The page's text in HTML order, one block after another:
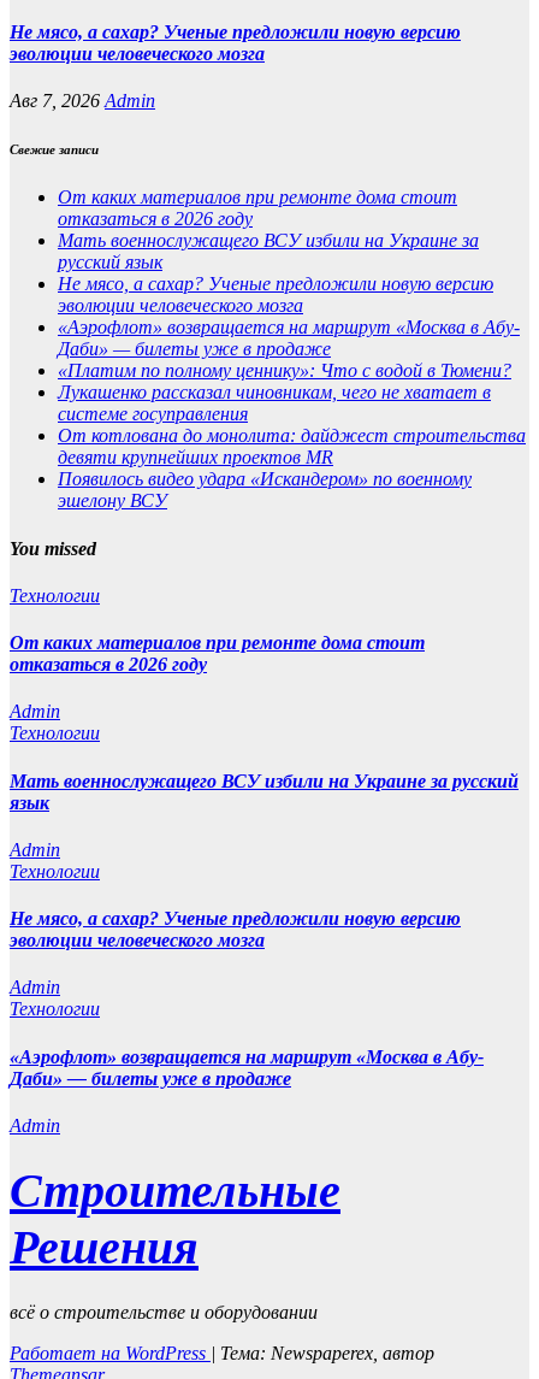
Не мясо, а сахар? Ученые предложили новую версию
эволюции человеческого мозга
Авг 7, 2026Admin
Свежие записи
От каких материалов при ремонте дома стоит
отказаться в 2026 году
Мать военнослужащего ВСУ избили на Украине за
русский язык
Не мясо, а сахар? Ученые предложили новую версию
эволюции человеческого мозга
«Аэрофлот» возвращается на маршрут «Москва в Абу-
Даби» — билеты уже в продаже
«Платим по полному ценнику»: Что с водой в Тюмени?
Лукашенко рассказал чиновникам, чего не хватает в
системе госуправления
От котлована до монолита: дайджест строительства
девяти крупнейших проектов MR
Появилось видео удара «Искандером» по военному
эшелону ВСУ
You missed
Технологии
От каких материалов при ремонте дома стоит
отказаться в 2026 году
Admin
Технологии
Мать военнослужащего ВСУ избили на Украине за русский
язык
Admin
Технологии
Не мясо, а сахар? Ученые предложили новую версию
эволюции человеческого мозга
Admin
Технологии
«Аэрофлот» возвращается на маршрут «Москва в Абу-
Даби» — билеты уже в продаже
Admin
Строительные
Решения
всё о строительстве и оборудовании
Работает на WordPress | Тема: Newspaperex, автор
Themeansar